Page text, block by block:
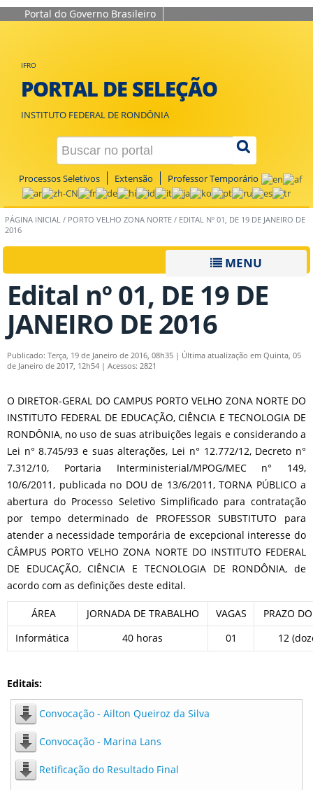
Portal do Governo Brasileiro
IFRO
PORTAL DE SELEÇÃO
INSTITUTO FEDERAL DE RONDÔNIA
Processos Seletivos Extensão Professor Temporário
PÁGINA INICIAL / PORTO VELHO ZONA NORTE / EDITAL Nº 01, DE 19 DE JANEIRO DE
2016
MENU
Edital nº 01, DE 19 DE
JANEIRO DE 2016
Publicado: Terça, 19 de Janeiro de 2016, 08h35 | Última atualização em Quinta, 05
de Janeiro de 2017, 12h54 | Acessos: 2821
O DIRETOR-GERAL DO CAMPUS PORTO VELHO ZONA NORTE DO
INSTITUTO FEDERAL DE EDUCAÇÃO, CIÊNCIA E TECNOLOGIA DE
RONDÔNIA, no uso de suas atribuições legais e considerando a
Lei n° 8.745/93 e suas alterações, Lei n° 12.772/12, Decreto n°
7.312/10, Portaria Interministerial/MPOG/MEC n° 149,
10/6/2011, publicada no DOU de 13/6/2011, TORNA PÚBLICO a
abertura do Processo Seletivo Simplificado para contratação
por tempo determinado de PROFESSOR SUBSTITUTO para
atender a necessidade temporária de excepcional interesse do
CÂMPUS PORTO VELHO ZONA NORTE DO INSTITUTO FEDERAL
DE EDUCAÇÃO, CIÊNCIA E TECNOLOGIA DE RONDÔNIA, de
acordo com as definições deste edital.
ÁREA JORNADA DE TRABALHO VAGAS
PRAZO
Informática
40 horas 01 12
Editais:
Convocação - Ailton Queiroz da Silva
Convocação - Marina Lans
Retificação do Resultado Final